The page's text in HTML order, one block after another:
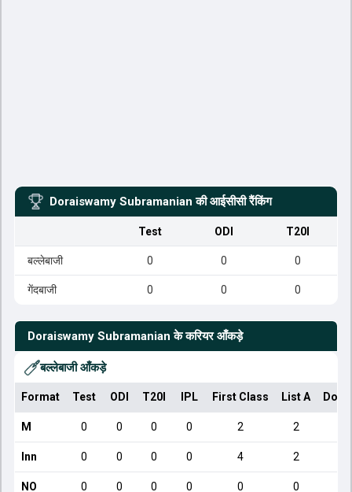
Doraiswamy Subramanian की आईसीसी रैंकिंग
Test ODI T20I
बल्लेबाजी 0 0 0
गेंदबाजी 0 0 0
Doraiswamy Subramanian के करियर आँकड़े
बल्लेबाजी आँकड़े
Format Test ODI T20I IPL First Class List A
M 0 0 0 0 2 2
Inn 0 0 0 0 4 2
NO 0 0 0 0 0 0